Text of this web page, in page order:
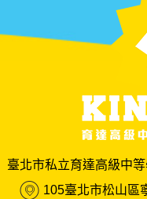
臺北市私立育達高級中
105臺北市松山區